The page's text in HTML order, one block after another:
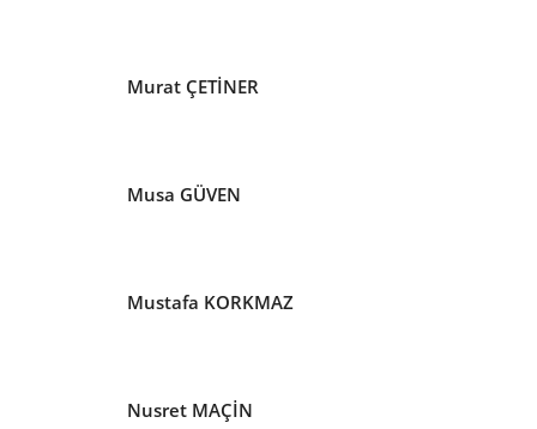
Murat ÇETİNER
Musa GÜVEN
Mustafa KORKMAZ
Nusret MAÇİN